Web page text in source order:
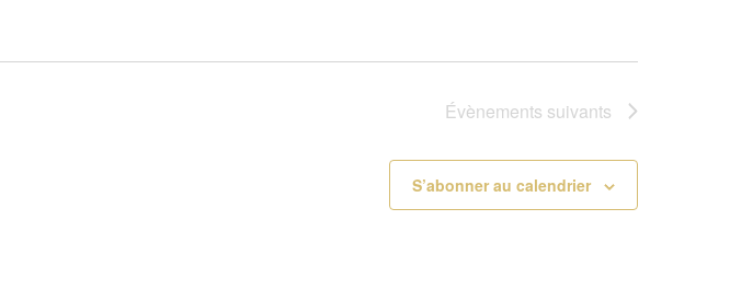
Évènements suivants
S’abonner au calendrier